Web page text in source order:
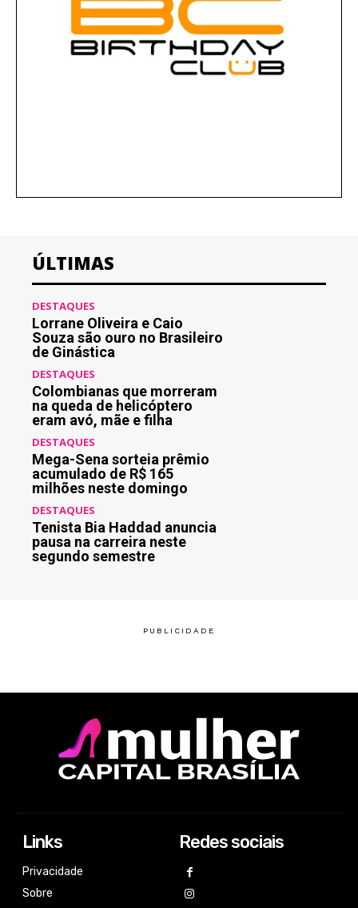
ÚLTIMAS
DESTAQUES
Lorrane Oliveira e Caio
Souza são ouro no Brasileiro
de Ginástica
DESTAQUES
Colombianas que morreram
na queda de helicóptero
eram avó, mãe e filha
DESTAQUES
Mega-Sena sorteia prêmio
acumulado de R$ 165
milhões neste domingo
DESTAQUES
Tenista Bia Haddad anuncia
pausa na carreira neste
segundo semestre
Links
Privacidade
Sobre
Redes sociais